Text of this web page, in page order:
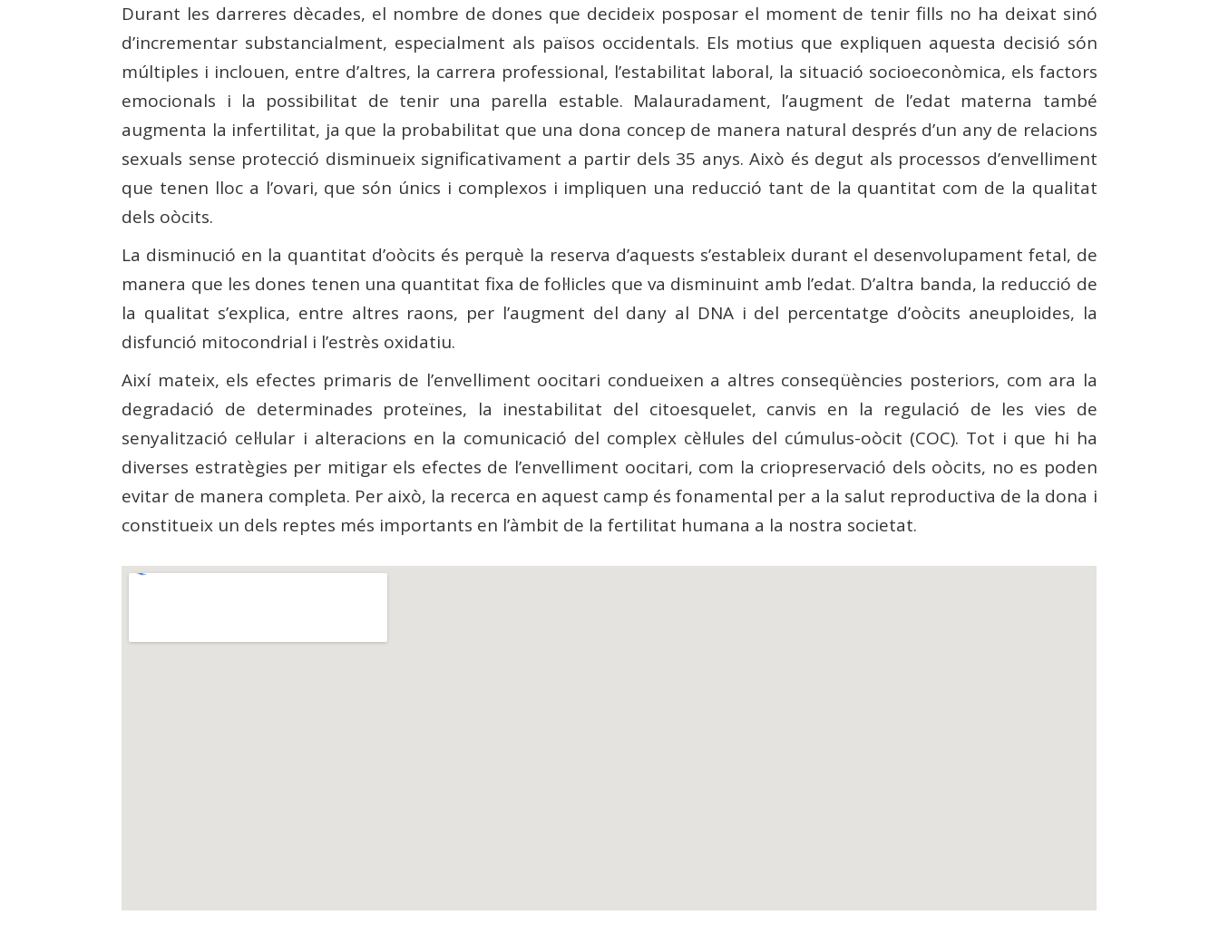
Durant les darreres dècades, el nombre de dones que decideix posposar el moment de tenir fills no ha deixat sinó
d’incrementar substancialment, especialment als països occidentals. Els motius que expliquen aquesta decisió són
múltiples i inclouen, entre d’altres, la carrera professional, l’estabilitat laboral, la situació socioeconòmica, els factors
emocionals i la possibilitat de tenir una parella estable. Malauradament, l’augment de l’edat materna també
augmenta la infertilitat, ja que la probabilitat que una dona concep de manera natural després d’un any de relacions
sexuals sense protecció disminueix significativament a partir dels 35 anys. Això és degut als processos d’envelliment
que tenen lloc a l’ovari, que són únics i complexos i impliquen una reducció tant de la quantitat com de la qualitat
dels oòcits.
La disminució en la quantitat d’oòcits és perquè la reserva d’aquests s’estableix durant el desenvolupament fetal, de
manera que les dones tenen una quantitat fixa de fol·licles que va disminuint amb l’edat. D’altra banda, la reducció de
la qualitat s’explica, entre altres raons, per l’augment del dany al DNA i del percentatge d’oòcits aneuploides, la
disfunció mitocondrial i l’estrès oxidatiu.
Així mateix, els efectes primaris de l’envelliment oocitari condueixen a altres conseqüències posteriors, com ara la
degradació de determinades proteïnes, la inestabilitat del citoesquelet, canvis en la regulació de les vies de
senyalització cel·lular i alteracions en la comunicació del complex cèl·lules del cúmulus-oòcit (COC). Tot i que hi ha
diverses estratègies per mitigar els efectes de l’envelliment oocitari, com la criopreservació dels oòcits, no es poden
evitar de manera completa. Per això, la recerca en aquest camp és fonamental per a la salut reproductiva de la dona i
constitueix un dels reptes més importants en l’àmbit de la fertilitat humana a la nostra societat.